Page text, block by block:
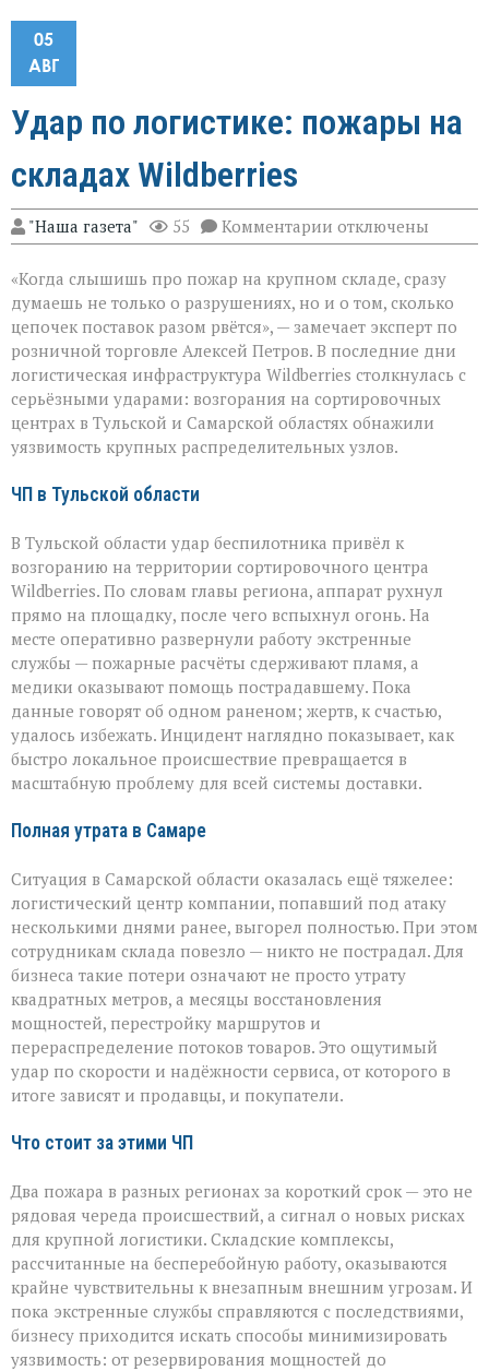
05
АВГ
Удар по логистике: пожары на
складах Wildberries
"Наша газета" 55 Комментарии к
записи
по
логистике:
пожары
на
складах
Wildberries
отключены
«Когда слышишь про пожар на крупном складе, сразу
думаешь не только о разрушениях, но и о том, сколько
цепочек поставок разом рвётся», — замечает эксперт по
розничной торговле Алексей Петров. В последние дни
логистическая инфраструктура Wildberries столкнулась с
серьёзными ударами: возгорания на сортировочных
центрах в Тульской и Самарской областях обнажили
уязвимость крупных распределительных узлов.
ЧП в Тульской области
В Тульской области удар беспилотника привёл к
возгоранию на территории сортировочного центра
Wildberries. По словам главы региона, аппарат рухнул
прямо на площадку, после чего вспыхнул огонь. На
месте оперативно развернули работу экстренные
службы — пожарные расчёты сдерживают пламя, а
медики оказывают помощь пострадавшему. Пока
данные говорят об одном раненом; жертв, к счастью,
удалось избежать. Инцидент наглядно показывает, как
быстро локальное происшествие превращается в
масштабную проблему для всей системы доставки.
Полная утрата в Самаре
Ситуация в Самарской области оказалась ещё тяжелее:
логистический центр компании, попавший под атаку
несколькими днями ранее, выгорел полностью. При этом
сотрудникам склада повезло — никто не пострадал. Для
бизнеса такие потери означают не просто утрату
квадратных метров, а месяцы восстановления
мощностей, перестройку маршрутов и
перераспределение потоков товаров. Это ощутимый
удар по скорости и надёжности сервиса, от которого в
итоге зависят и продавцы, и покупатели.
Что стоит за этими ЧП
Два пожара в разных регионах за короткий срок — это не
рядовая череда происшествий, а сигнал о новых рисках
для крупной логистики. Складские комплексы,
рассчитанные на бесперебойную работу, оказываются
крайне чувствительны к внезапным внешним угрозам. И
пока экстренные службы справляются с последствиями,
бизнесу приходится искать способы минимизировать
уязвимость: от резервирования мощностей до